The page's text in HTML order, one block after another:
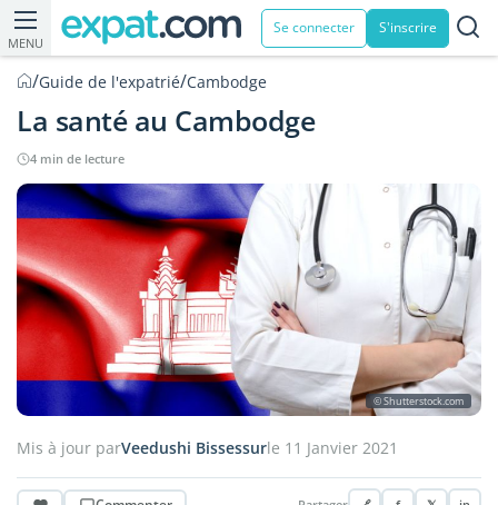
MENU
Se connecter S'inscrire
/Guide de l'expatrié/Cambodge
La santé au Cambodge
4 min de lecture
© Shutterstock.com
Mis à jour parVeedushi Bissessurle 11 Janvier 2021